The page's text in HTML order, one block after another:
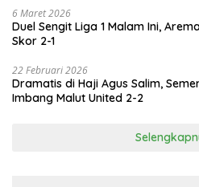
6 Maret 2026
Duel Sengit Liga 1 Malam Ini,
Skor 2-1
22 Februari 2026
Dramatis di Haji Agus Salim,
Imbang Malut United 2-2